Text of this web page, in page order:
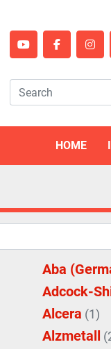
youtubefacebook
HOME
Aba
Adcock-
Alcera (1)
Alzmetall